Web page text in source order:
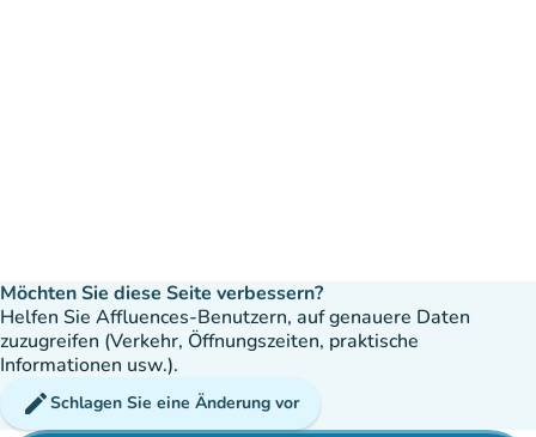
Möchten Sie diese Seite verbessern?
Helfen Sie Affluences-Benutzern, auf genauere Daten
zuzugreifen (Verkehr, Öffnungszeiten, praktische
Informationen usw.).
editSchlagen Sie eine Änderung vor